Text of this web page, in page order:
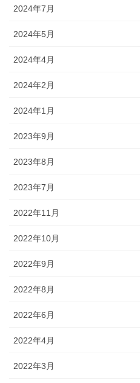
2024年7月
2024年5月
2024年4月
2024年2月
2024年1月
2023年9月
2023年8月
2023年7月
2022年11月
2022年10月
2022年9月
2022年8月
2022年6月
2022年4月
2022年3月